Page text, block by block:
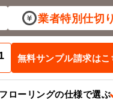
業者特別仕切
無料サンプル請求はこ
フローリングの仕様で選ぶ